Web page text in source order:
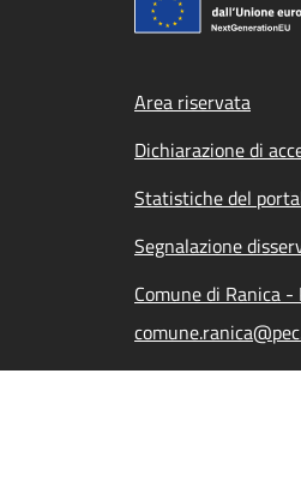
Footer
Area riservata
Dichiarazione di
Statistiche del
Segnalazione
Comune di Ranica